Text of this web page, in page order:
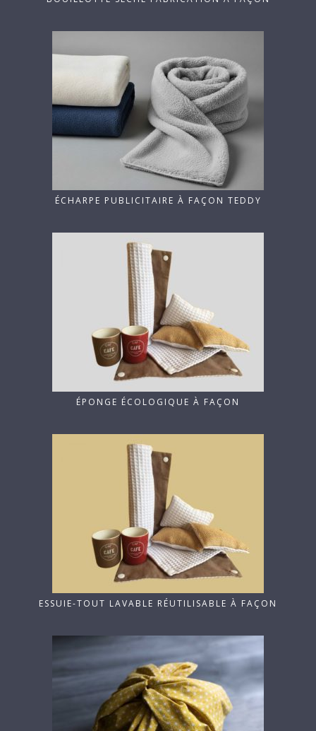
ÉCHARPE PUBLICITAIRE À FAÇON TEDDY
ÉPONGE ÉCOLOGIQUE À FAÇON
ESSUIE-TOUT LAVABLE RÉUTILISABLE À FAÇON